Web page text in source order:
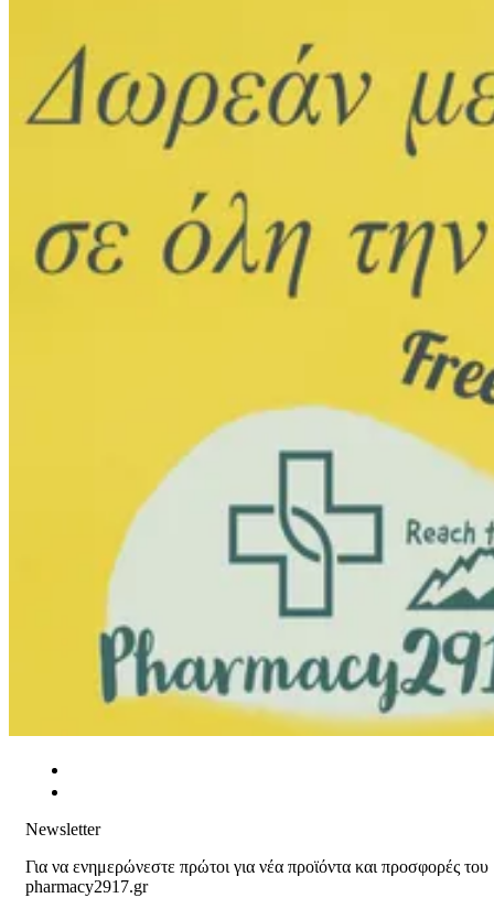
Newsletter
Για να ενημερώνεστε πρώτοι για νέα προϊόντα και προσφορές του
pharmacy2917.gr